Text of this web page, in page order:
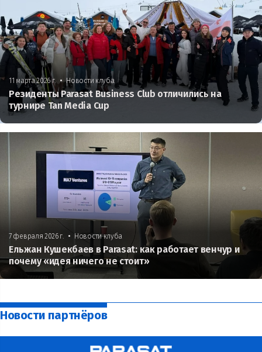
11 марта 2026 г. • Новости клуба
Резиденты Parasat Business Club отличились на
турнире Tan Media Cup
7 февраля 2026 г. • Новости клуба
Ельжан Кушекбаев в Parasat: как работает венчур и
почему «идея ничего не стоит»
Новости партнёров